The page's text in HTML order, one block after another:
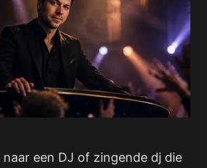
een DJ of zingende dj die